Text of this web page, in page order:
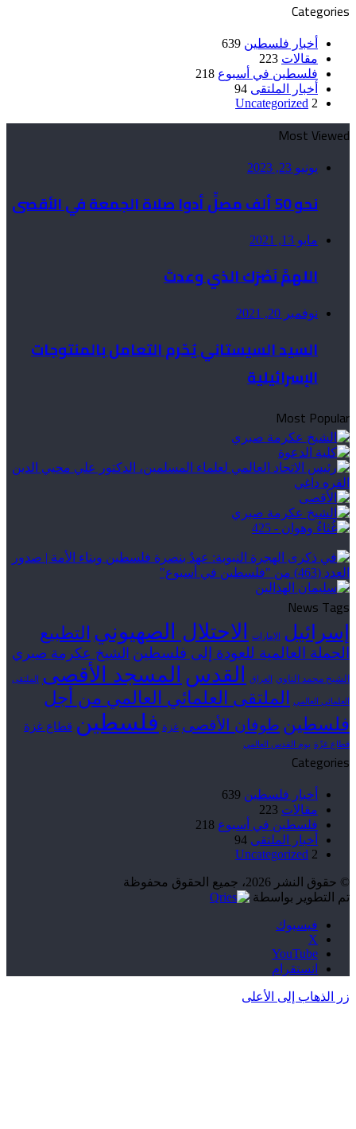
Categories
أخبار فلسطين 639
مقالات 223
فلسطين في أسبوع 218
أخبار الملتقى 94
Uncategorized 2
Most Viewed
يونيو 23, 2023
نحو 50 ألف مصلٍّ أدوا صلاة الجمعة في الأقصى
مايو 13, 2021
اللهمَّ نَصْرَك الذي وعدتَ
نوفمبر 20, 2021
السيد السيستاني يُحّرم التعامل بالمنتوجات
الإسرائيلية
Most Popular
News Tags
إسرائيل الإمارات الاحتلال الصهيوني التطبيع
الحملة العالمية للعودة إلى فلسطين الشيخ عكرمة صبري
الشيخ محمد الناوي العراق القدس المسجد الأقصى الملتقى
العلمائي العالمي
الملتقى العلمائي العالمي من أجل
فلسطين طوفان الأقصى غزة فلسطين قطاع غزة
قطاع غزّة يوم القدس العالمي
Categories
أخبار فلسطين 639
مقالات 223
فلسطين في أسبوع 218
أخبار الملتقى 94
Uncategorized 2
© حقوق النشر 2026، جميع الحقوق محفوظة
تم التطوير بواسطة
فيسبوك
‫X
‫YouTube
انستقرام
زر الذهاب إلى الأعلى